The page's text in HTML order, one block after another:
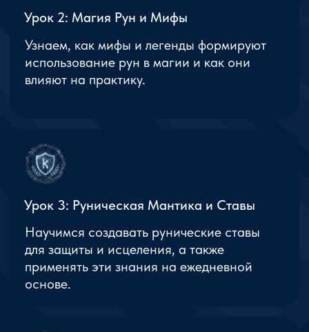
помогают улучшить результаты
и открыть новые возможности для
самосовершенствования.
Применение в жизни
переданные через наставления
опытного Мастера.